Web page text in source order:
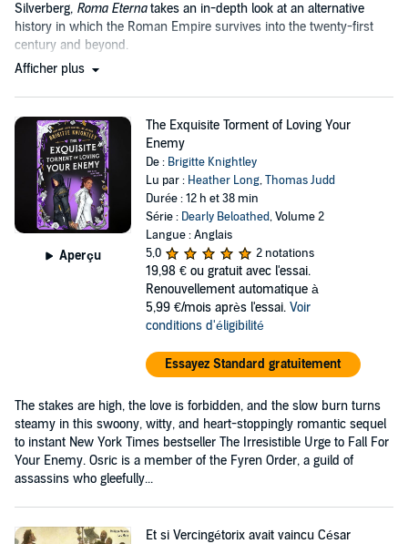
Silverberg, Roma Eternatakes an in-depth look at an alternative
history in which the Roman Empire survives into the twenty-first
century and beyond.
Afficher plus
Aperçu
The Exquisite Torment of Loving Your
Enemy
De : Brigitte Knightley
Lu par : Heather Long,Thomas Judd
Durée : 12 h et 38 min
Série : Dearly Beloathed, Volume 2
Langue : Anglais
5,0
2 notations
19,98 € ou gratuit avec l'essai.
Renouvellement automatique à
5,99 €/mois après l'essai. Voir
conditions d'éligibilité
Essayez Standard gratuitement
The stakes are high, the love is forbidden, and the slow burn turns
steamy in this swoony, witty, and heart-stoppingly romantic sequel
to instant New York Times bestseller The Irresistible Urge to Fall For
Your Enemy. Osric is a member of the Fyren Order, a guild of
assassins who gleefully...
Et si Vercingétorix avait vaincu César